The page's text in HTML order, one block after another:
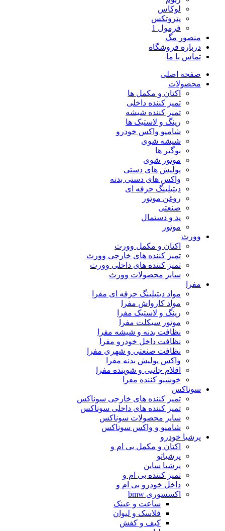
لوکاس
پتروتکس
فرمول 1
منصور مگ
درباره فروشگاه
تماس با ما
صفحه اصلی
محصولات
اکتان و مکمل ها
تمیز کننده داخلی
تمیز کننده شیشه
رینگ و لاستیک ها
شامپو واکس خودرو
شیشه شوی
بوگیر ها
موتور شوی
پولیش های دستی
واکس های دستی بدنه
دیتیلینگ حرفه ای
روغن موتور
صنعتی
پد و دستمال
موتور
وورث
اکتان و مکمل وورث
تمیز کننده های خارجی وورث
تمیز کننده های داخلی وورث
سایر محصولات وورث
مفرا
مواد دیتیلینگ حرفه ای مفرا
مواد کارواش مفرا
رینگ و لاستیک مفرا
موتور سیکلت مفرا
نظافت بدنه و شیشه مفرا
نظافت داخل خودرو مفرا
نظافت صنعتی و شهری مفرا
واکس پولیش بدنه مفرا
اقلام جانبی و شوینده مفرا
خوشبو کننده مفرا
سوناکس
تمیز کننده های خارجی سوناکس
تمیز کننده های داخلی سوناکس
سایر محصولات سوناکس
شامپو و واکس سوناکس
پرشیا خودرو
اکتان و مکمل بی ام و
پرشیاتو
پرشیا ساین
تمیز کننده بی ام و
داخل خودرو بی ام و
اکسسوری bmw
ساعت و عینک
فلاسک و لیوان
کیف و کفش